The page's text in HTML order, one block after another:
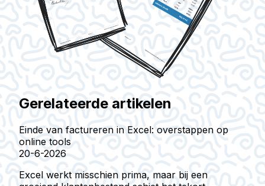
Gerelateerde artikelen
Einde van factureren in Excel: overstappen op
online tools
20-6-2026
Excel werkt misschien prima, maar bij een